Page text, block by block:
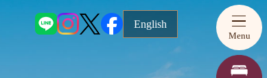
English
Menu